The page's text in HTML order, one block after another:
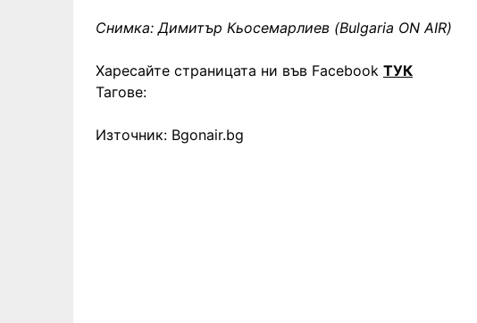
Снимка: Димитър Кьосемарлиев (Bulgaria ON AIR)
Харесайте страницата ни във Facebook ТУК
Тагове:
Източник: Bgonair.bg